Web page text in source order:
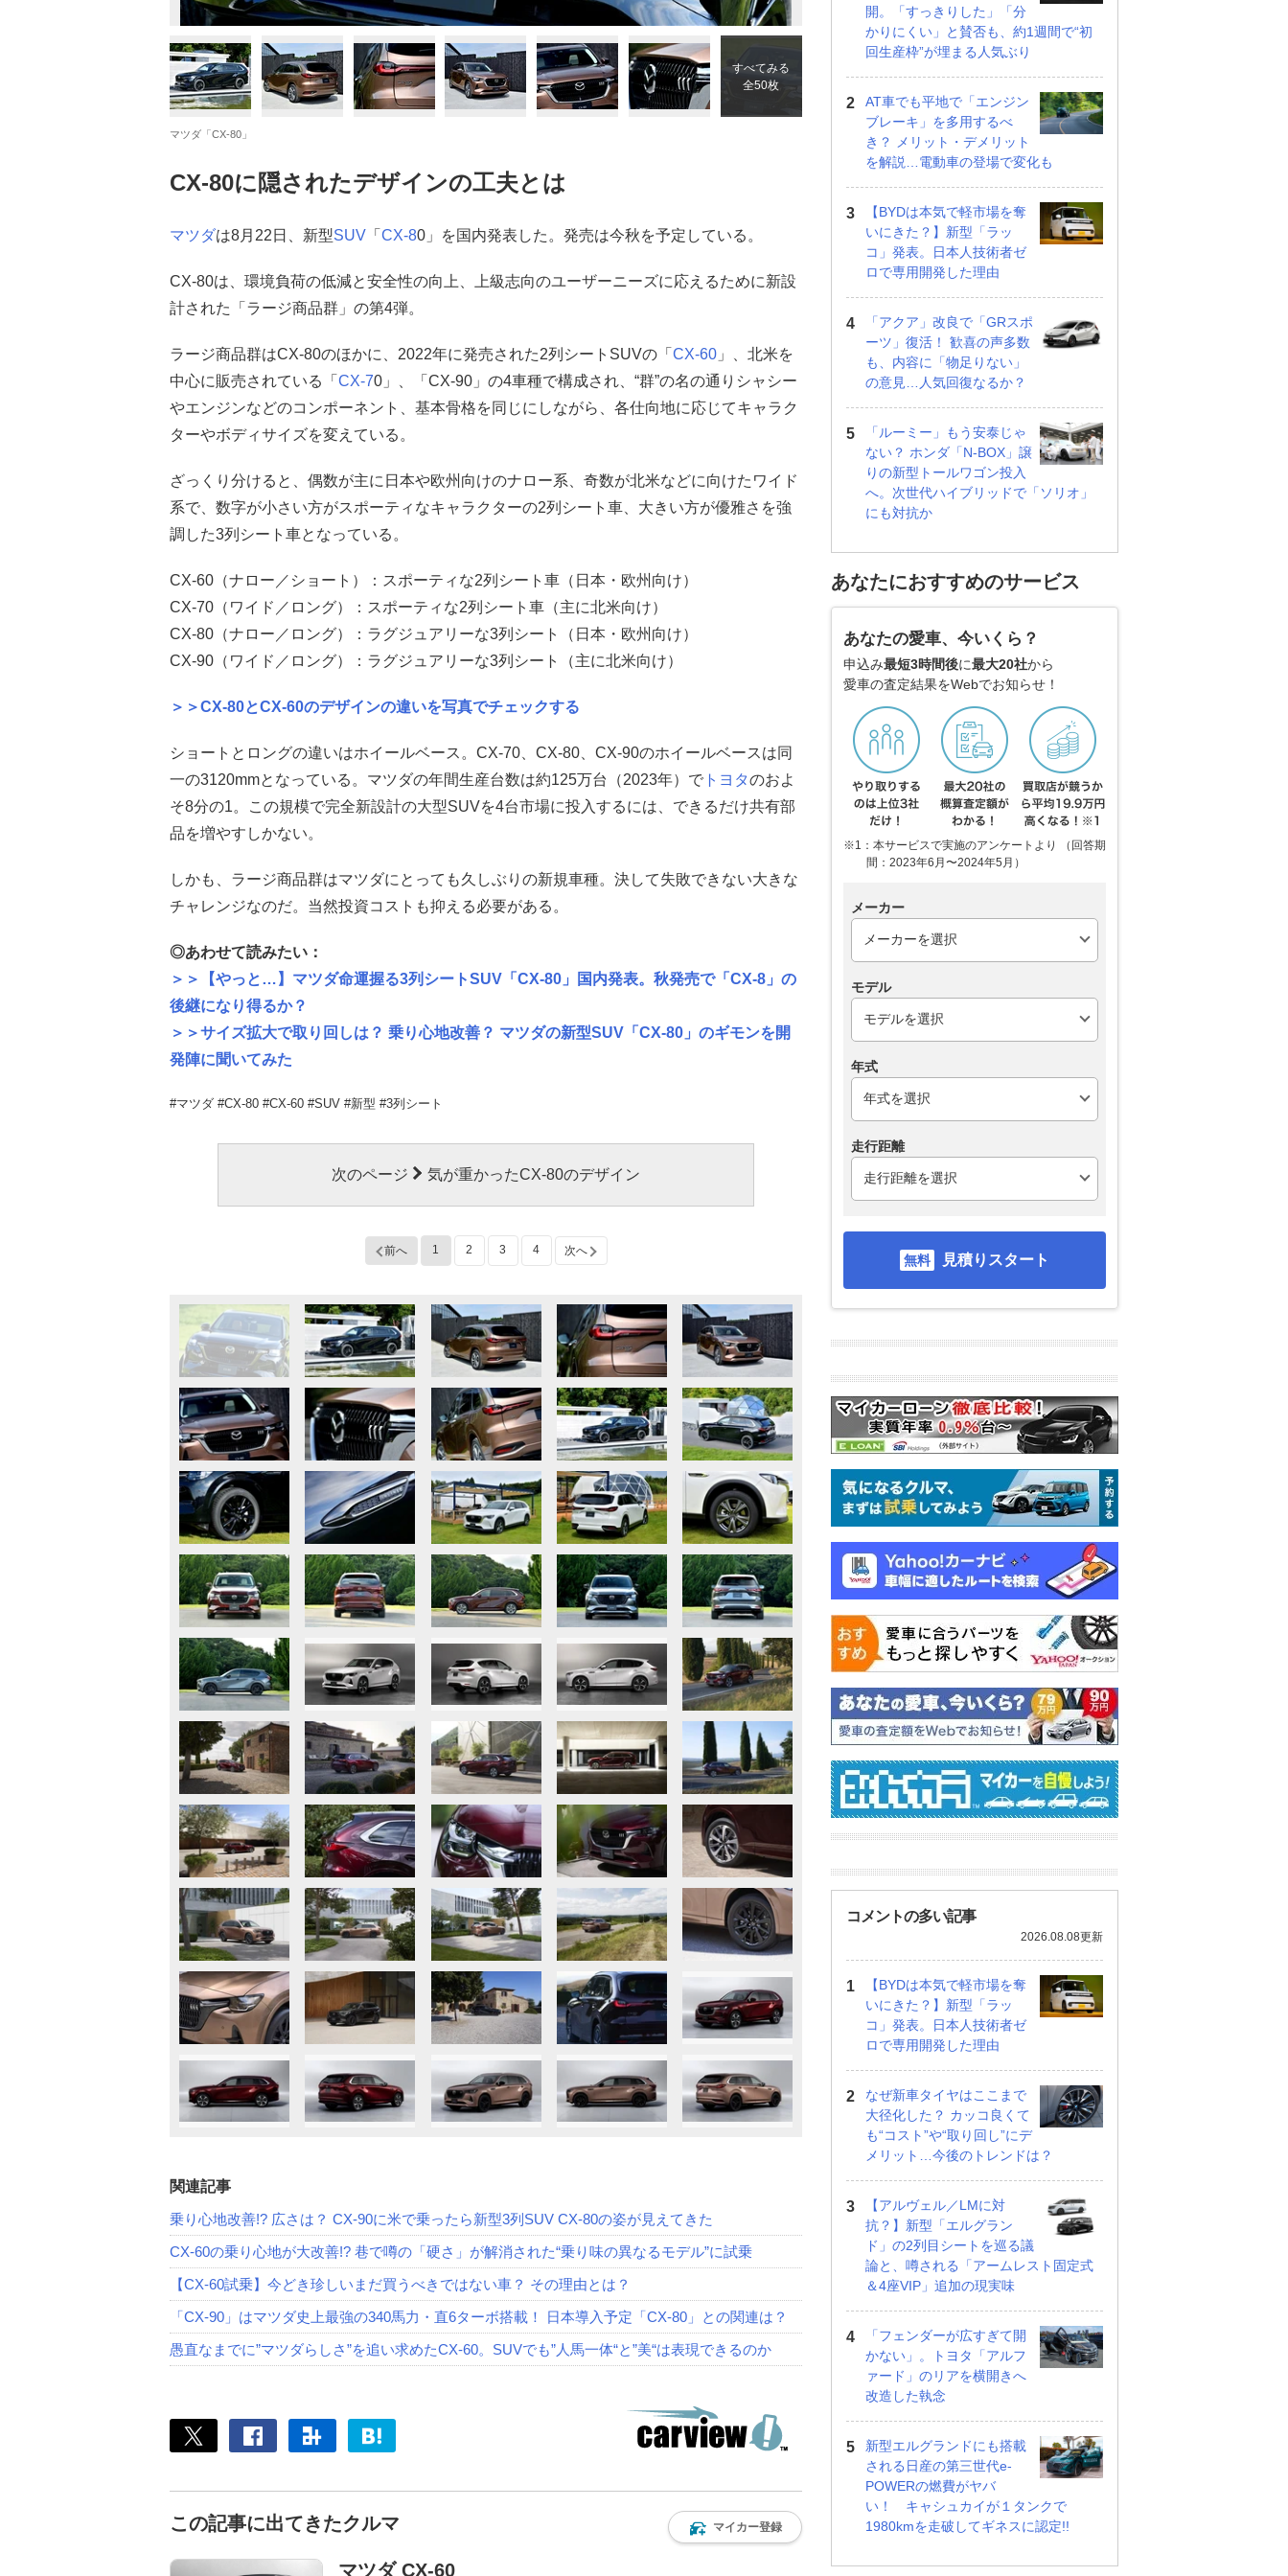
すべてみる
全50枚
マツダ「CX-80」
CX-80に隠されたデザインの工夫とは
マツダは8月22日、新型SUV 「 CX-80」を国内発表した。発売は今秋を予定している。
CX-80は、環境負荷の低減と安全性の向上、上級志向のユーザーニーズに応えるために新設
計された「ラージ商品群」の第4弾。
ラージ商品群はCX-80のほかに、2022年に発売された2列シートSUVの「 CX-60 」、北米を
中心に販売されている「 CX-70」、「CX-90」の4車種で構成され、“群”の名の通りシャシー
やエンジンなどのコンポーネント、基本骨格を同じにしながら、各仕向地に応じてキャラク
ターやボディサイズを変えている。
ざっくり分けると、偶数が主に日本や欧州向けのナロー系、奇数が北米などに向けたワイド
系で、数字が小さい方がスポーティなキャラクターの2列シート車、大きい方が優雅さを強
調した3列シート車となっている。
CX-60（ナロー／ショート）：スポーティな2列シート車（日本・欧州向け）
CX-70（ワイド／ロング）：スポーティな2列シート車（主に北米向け）
CX-80（ナロー／ロング）：ラグジュアリーな3列シート（日本・欧州向け）
CX-90（ワイド／ロング）：ラグジュアリーな3列シート（主に北米向け）
＞＞CX-80とCX-60のデザインの違いを写真でチェックする
ショートとロングの違いはホイールベース。CX-70、CX-80、CX-90のホイールベースは同
一の3120mmとなっている。マツダの年間生産台数は約125万台（2023年）で トヨタのおよ
そ8分の1。この規模で完全新設計の大型SUVを4台市場に投入するには、できるだけ共有部
品を増やすしかない。
しかも、ラージ商品群はマツダにとっても久しぶりの新規車種。決して失敗できない大きな
チャレンジなのだ。当然投資コストも抑える必要がある。
◎あわせて読みたい：
＞＞【やっと…】マツダ命運握る3列シートSUV「CX-80」国内発表。秋発売で「CX-8」の
後継になり得るか？
＞＞サイズ拡大で取り回しは？ 乗り心地改善？ マツダの新型SUV「CX-80」のギモンを開
発陣に聞いてみた
#マツダ #CX-80 #CX-60 #SUV #新型 #3列シート
次のページ 気が重かったCX-80のデザイン
前へ 1 2 3 4 次へ
関連記事
乗り心地改善!? 広さは？ CX-90に米で乗ったら新型3列SUV CX-80の姿が見えてきた
CX-60の乗り心地が大改善!? 巷で噂の「硬さ」が解消された“乗り味の異なるモデル”に試乗
【CX-60試乗】今どき珍しいまだ買うべきではない車？ その理由とは？
「CX-90」はマツダ史上最強の340馬力・直6ターボ搭載！ 日本導入予定「CX-80」との関連は？
愚直なまでに”マツダらしさ”を追い求めたCX-60。SUVでも”人馬一体“と”美“は表現できるのか
この記事に出てきたクルマ マイカー登録
マツダ CX-60
開。「すっきりした」「分
かりにくい」と賛否も、約1週間で“初
回生産枠”が埋まる人気ぶり
AT車でも平地で「エンジン
ブレーキ」を多用するべ
き？ メリット・デメリット
を解説…電動車の登場で変化も
【BYDは本気で軽市場を奪
いにきた？】新型「ラッ
コ」発表。日本人技術者ゼ
ロで専用開発した理由
「アクア」改良で「GRスポ
ーツ」復活！ 歓喜の声多数
も、内容に「物足りない」
の意見…人気回復なるか？
「ルーミー」もう安泰じゃ
ない？ ホンダ「N-BOX」譲
りの新型トールワゴン投入
へ。次世代ハイブリッドで「ソリオ」
にも対抗か
あなたにおすすめのサービス
あなたの愛車、今いくら？
申込み最短3時間後に最大20社から
愛車の査定結果をWebでお知らせ！
※1：本サービスで実施のアンケートより （回答期
間：2023年6月〜2024年5月）
メーカー
モデル
年式
走行距離
見積りスタート
コメントの多い記事
2026.08.08更新
【BYDは本気で軽市場を奪
いにきた？】新型「ラッ
コ」発表。日本人技術者ゼ
ロで専用開発した理由
なぜ新車タイヤはここまで
大径化した？ カッコ良くて
も“コスト”や“取り回し”にデ
メリット…今後のトレンドは？
【アルヴェル／LMに対
抗？】新型「エルグラン
ド」の2列目シートを巡る議
論と、噂される「アームレスト固定式
＆4座VIP」追加の現実味
「フェンダーが広すぎて開
かない」。トヨタ「アルフ
ァード」のリアを横開きへ
改造した執念
新型エルグランドにも搭載
される日産の第三世代e-
POWERの燃費がヤバ
い！ キャシュカイが１タンクで
1980kmを走破してギネスに認定!!